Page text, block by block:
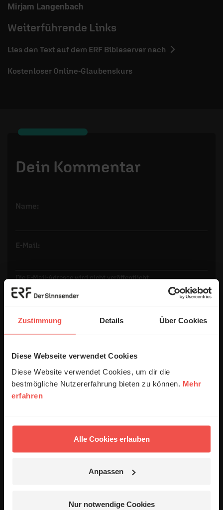
Zustimmung Details Über Cookies
Diese Webseite verwendet Cookies
Diese Website verwendet Cookies, um dir die
bestmögliche Nutzererfahrung bieten zu können. Mehr
erfahren
Alle Cookies erlauben
Anpassen
Nur notwendige Cookies
Mirjam Langenbach
Weiterführende Links
Lies den Text auf dem ERF Bibleserver nach
Kostenloser Online-Glaubenskurs
Dein Kommentar
Name:
E-Mail:
Die E-Mail-Adresse wird nicht veröffentlicht.
Kommentar:
anonymisiert erfasst und zum Zweck der
Verbesserung unseres Online-Angebots
ausgewertet werden. Es erfolgt keine Weitergabe
Datenschutzerklärung.
Alle Kommentare werden redaktionell geprüft. Wir behalten
uns das Kürzen von Kommentaren vor. Ein Recht auf
Schreiben Ihres Kommentars unsere
Netiquette